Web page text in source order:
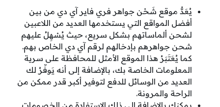
يُعَدُّ موقع شَحْن جواهر فري فاير آي دي من بين
أفضل المواقع التي يستخدمها العديد من اللاعبين
لشحن ألماساتهم بشكل سريع، حيث يُسْهِلُ عليهم
شحن جواهرهم بإدخالهم لرقم آي دي الخاص بهم.
كما يُعَتَبَرُ هذا الموقع الأمثل للمحافظة على سرية
المعلومات الخاصة بك، بالإضافة إلى أنه يَوفّرُ لك
العديد من الوسائل للدفع لتوفير أكبر قدر ممكن من
الراحة والمرونة.